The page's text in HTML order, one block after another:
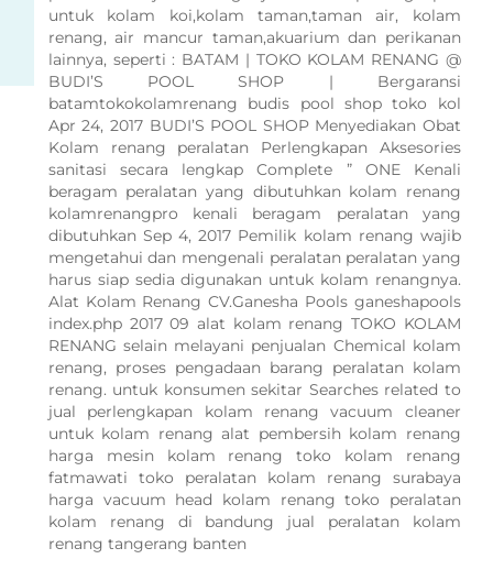
untuk kolam koi,kolam taman,taman air, kolam
renang, air mancur taman,akuarium dan perikanan
lainnya, seperti : BATAM | TOKO KOLAM RENANG @
BUDI’S POOL SHOP | Bergaransi
batamtokokolamrenang budis pool shop toko kol
Apr 24, 2017 BUDI’S POOL SHOP Menyediakan Obat
Kolam renang peralatan Perlengkapan Aksesories
sanitasi secara lengkap Complete ” ONE Kenali
beragam peralatan yang dibutuhkan kolam renang
kolamrenangpro kenali beragam peralatan yang
dibutuhkan Sep 4, 2017 Pemilik kolam renang wajib
mengetahui dan mengenali peralatan peralatan yang
harus siap sedia digunakan untuk kolam renangnya.
Alat Kolam Renang CV.Ganesha Pools ganeshapools
index.php 2017 09 alat kolam renang TOKO KOLAM
RENANG selain melayani penjualan Chemical kolam
renang, proses pengadaan barang peralatan kolam
renang. untuk konsumen sekitar Searches related to
jual perlengkapan kolam renang vacuum cleaner
untuk kolam renang alat pembersih kolam renang
harga mesin kolam renang toko kolam renang
fatmawati toko peralatan kolam renang surabaya
harga vacuum head kolam renang toko peralatan
kolam renang di bandung jual peralatan kolam
renang tangerang banten